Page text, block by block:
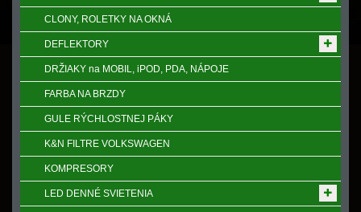
CLONY, ROLETKY NA OKNÁ
DEFLEKTORY
DRŽIAKY na MOBIL, iPOD, PDA, NÁPOJE
FARBA NA BRZDY
GULE RÝCHLOSTNEJ PÁKY
K&N FILTRE VOLKSWAGEN
KOMPRESORY
LED DENNÉ SVIETENIA